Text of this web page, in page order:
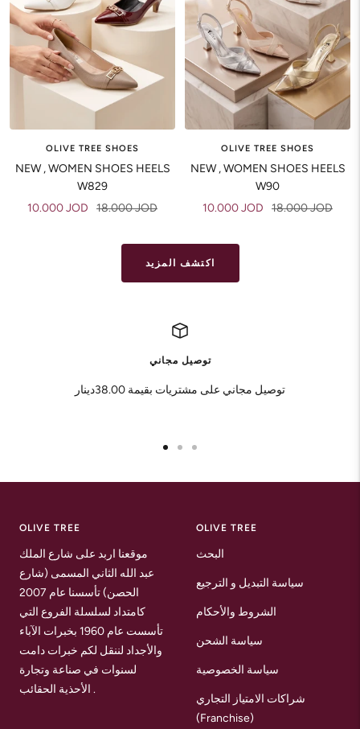
OLIVE TREE SHOES
NEW , WOMEN SHOES HEELS
W829
Sale
10.000 JOD
Regular
18.000 JOD
OLIVE TREE SHOES
NEW , WOMEN SHOES HEELS
W90
Sale
10.000 JOD
Regular
18.000 JOD
اكتشف المزيد
توصيل مجاني
توصيل مجاني على مشتريات بقيمة 38.00دينار
OLIVE TREE
موقعنا اربد على شارع الملك
عبد الله الثاني المسمى (شارع
الحصن) تأسسنا عام 2007
كامتداد لسلسلة الفروع التي
تأسست عام 1960 بخبرات الآباء
والأجداد لننقل لكم خبرات دامت
لسنوات في صناعة وتجارة
الأحذية الحقائب .
OLIVE TREE
البحث
سياسة التبديل و الترجيع
الشروط والأحكام
سياسة الشحن
سياسة الخصوصية
شراكات الامتياز التجاري
(Franchise)